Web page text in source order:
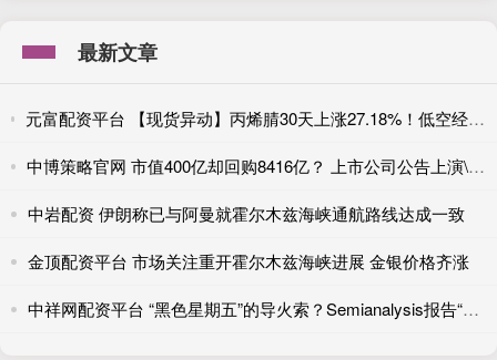
最新文章
元富配资平台 【现货异动】丙烯腈30天上涨27.18%！低空经济+商业航天需求放量，供应收缩推升报价
中博策略官网 市值400亿却回购8416亿？ 上市公司公告上演\＂万倍乌龙\＂
中岩配资 伊朗称已与阿曼就霍尔木兹海峡通航路线达成一致
金顶配资平台 市场关注重开霍尔木兹海峡进展 金银价格齐涨
中祥网配资平台 “黑色星期五”的导火索？Semianalysis报告“重创”美光